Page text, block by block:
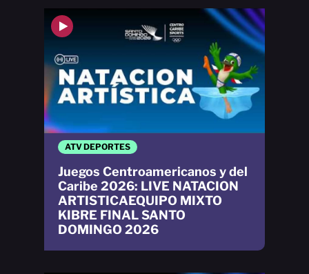
ATV DEPORTES
Juegos Centroamericanos y del
Caribe 2026: LIVE NATACION
ARTISTICAEQUIPO MIXTO
KIBRE FINAL SANTO
DOMINGO 2026